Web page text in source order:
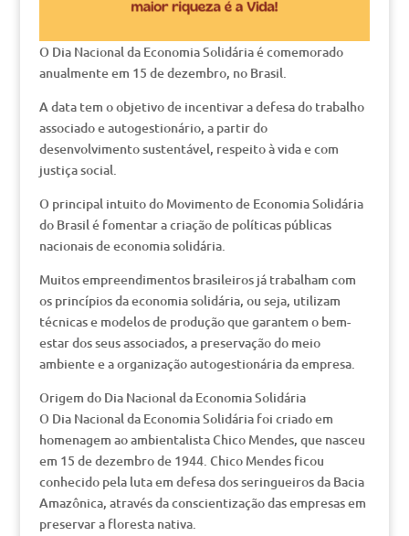
O Dia Nacional da Economia Solidária é comemorado
anualmente em 15 de dezembro, no Brasil.
A data tem o objetivo de incentivar a defesa do trabalho
associado e autogestionário, a partir do
desenvolvimento sustentável, respeito à vida e com
justiça social.
O principal intuito do Movimento de Economia Solidária
do Brasil é fomentar a criação de políticas públicas
nacionais de economia solidária.
Muitos empreendimentos brasileiros já trabalham com
os princípios da economia solidária, ou seja, utilizam
técnicas e modelos de produção que garantem o bem-
estar dos seus associados, a preservação do meio
ambiente e a organização autogestionária da empresa.
Origem do Dia Nacional da Economia Solidária
O Dia Nacional da Economia Solidária foi criado em
homenagem ao ambientalista Chico Mendes, que nasceu
em 15 de dezembro de 1944. Chico Mendes ficou
conhecido pela luta em defesa dos seringueiros da Bacia
Amazônica, através da conscientização das empresas em
preservar a floresta nativa.